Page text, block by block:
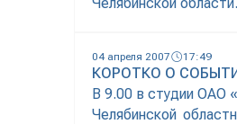
04 апреля 2007 17:49
КОРОТКО О
В 9.00 в студии ОАО
Челябинской